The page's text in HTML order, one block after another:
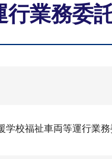
業務委
学校福祉車両等運行業務